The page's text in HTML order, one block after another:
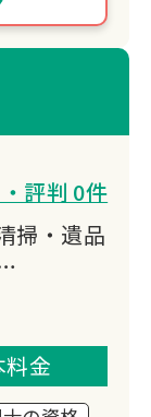
評判 0件
掃・遺品
と遺品整
専門スタ
の清掃な
。
料金